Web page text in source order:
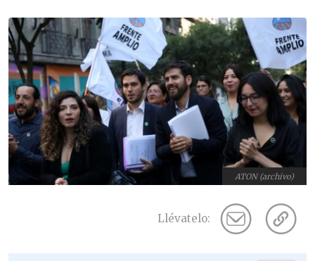
ATON (archivo)
Llévatelo: